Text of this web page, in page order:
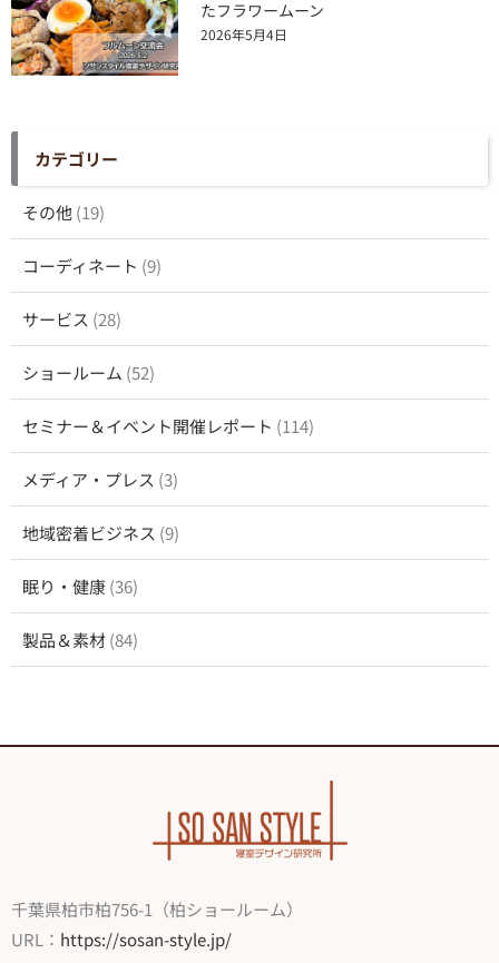
たフラワームーン
2026年5月4日
カテゴリー
その他(19)
コーディネート (9)
サービス (28)
ショールーム (52)
セミナー＆イベント開催レポート (114)
メディア・プレス (3)
地域密着ビジネス (9)
眠り・健康(36)
製品＆素材(84)
千葉県柏市柏756-1（柏ショールーム）
URL： https://sosan-style.jp/